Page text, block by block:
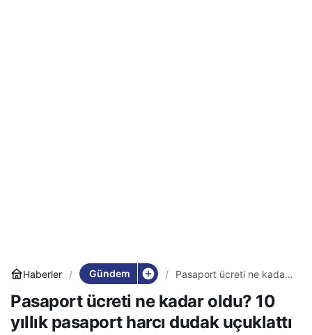
Haberler Gündem
Pasaport ücreti ne kadar
harcı dudak uçuklattı
Pasaport ücreti ne kadar oldu? 10
yıllık pasaport harcı dudak uçuklattı